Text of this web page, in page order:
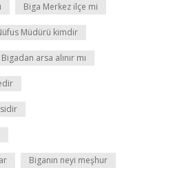
Biga Merkez ilçe mi
Müdürü kimdir
Bigadan arsa alınır mı
Biganın neyi meşhur